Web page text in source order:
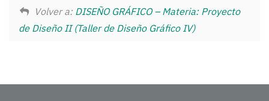
Volver a: DISEÑO GRÁFICO – Materia: Proyecto
de Diseño II (Taller de Diseño Gráfico IV)